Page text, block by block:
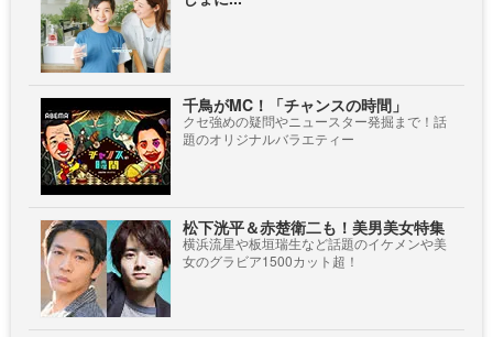
千鳥がMC！「チャンスの時間」
クセ強めの疑問やニュースター発掘まで！話
題のオリジナルバラエティー
松下洸平＆赤楚衛二も！美男美女特集
横浜流星や板垣瑞生など話題のイケメンや美
女のグラビア1500カット超！